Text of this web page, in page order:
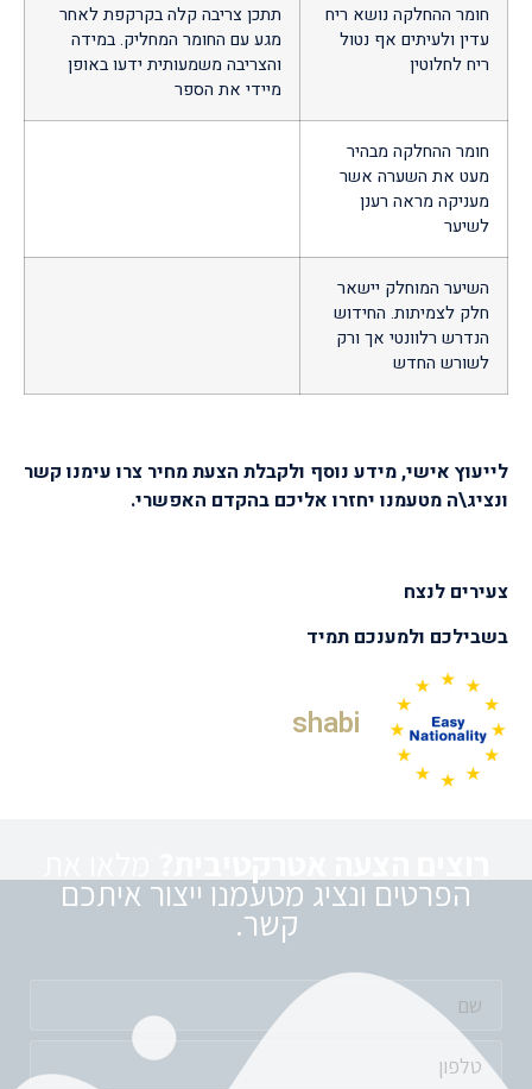
חומר ההחלקה נושא ריח
עדין ולעיתים אף נטול
ריח לחלוטין
תתכן צריבה קלה בקרקפת לאחר
מגע עם החומר המחליק. במידה
והצריבה משמעותית ידעו באופן
מיידי את הספר
חומר ההחלקה מבהיר
מעט את השערה אשר
מעניקה מראה רענן
לשיער
השיער המוחלק יישאר
חלק לצמיתות. החידוש
הנדרש רלוונטי אך ורק
לשורש החדש
לייעוץ אישי, מידע נוסף ולקבלת הצעת מחיר צרו עימנו קשר
ונציג\ה מטעמנו יחזרו אליכם בהקדם האפשרי.
צעירים לנצח
בשבילכם ולמענכם תמיד
shabi
הפרטים ונציג מטעמנו ייצור איתכם
קשר.